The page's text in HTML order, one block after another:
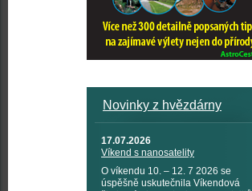
Novinky z hvězdárny
17.07.2026
Víkend s nanosatelity
O víkendu 10. – 12. 7 2026 se
úspěšně uskutečnila Víkendová